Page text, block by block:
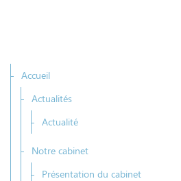
Accueil
Actualités
Actualité
Notre cabinet
Présentation du cabinet